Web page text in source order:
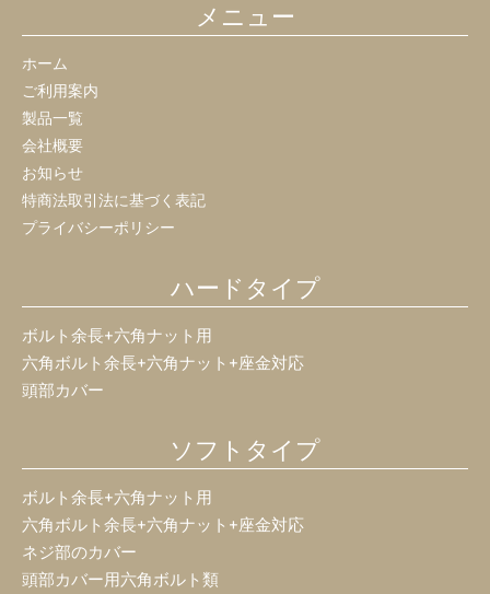
メニュー
ホーム
ご利用案内
製品一覧
会社概要
お知らせ
特商法取引法に基づく表記
プライバシーポリシー
ハードタイプ
ボルト余長+六角ナット用
六角ボルト余長+六角ナット+座金対応
頭部カバー
ソフトタイプ
ボルト余長+六角ナット用
六角ボルト余長+六角ナット+座金対応
ネジ部のカバー
頭部カバー用六角ボルト類